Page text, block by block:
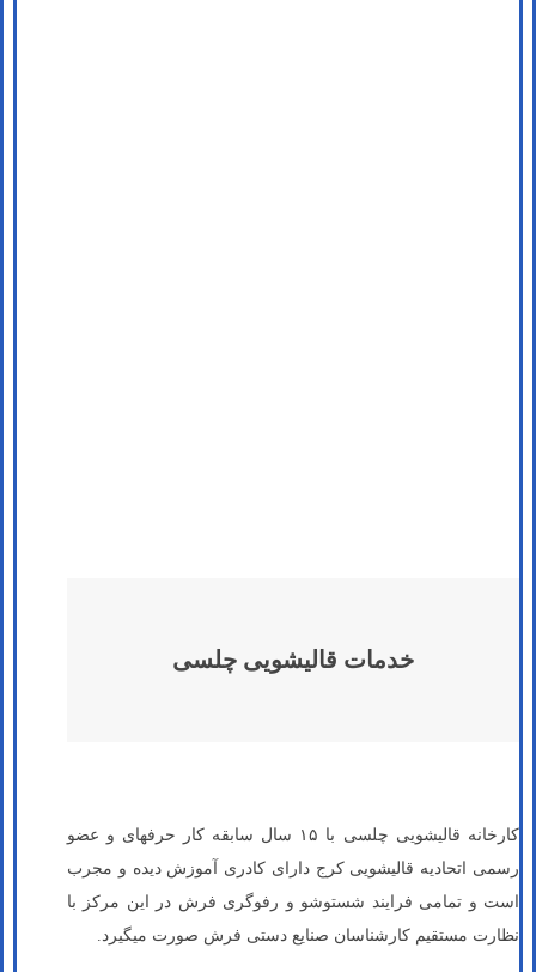
خدمات قالیشویی چلسی
کارخانه قالیشویی چلسی با ۱۵ سال سابقه کار حرفه­ای و عضو
رسمی اتحادیه قالیشویی کرج دارای کادری آموزش دیده و مجرب
است و تمامی فرایند شستوشو و رفوگری فرش در این مرکز با
نظارت مستقیم کارشناسان صنایع دستی فرش صورت می­گیرد.